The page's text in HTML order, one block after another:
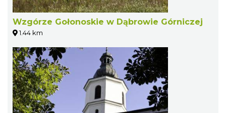
Wzgórze Gołonoskie w Dąbrowie Górniczej
1.44 km